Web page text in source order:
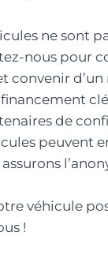
ne sont
nous pour
convenir d’un
de
peuvent
véhicule
!